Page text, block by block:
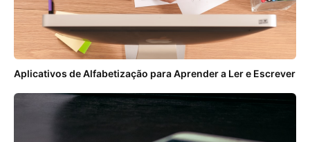
Aplicativos de Alfabetização para Aprender a Ler e Escrever